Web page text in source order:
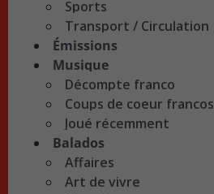
Sports
Transport / Circulation
Émissions
Musique
Décompte franco
Coups de coeur francos
Joué récemment
Balados
Affaires
Art de vivre